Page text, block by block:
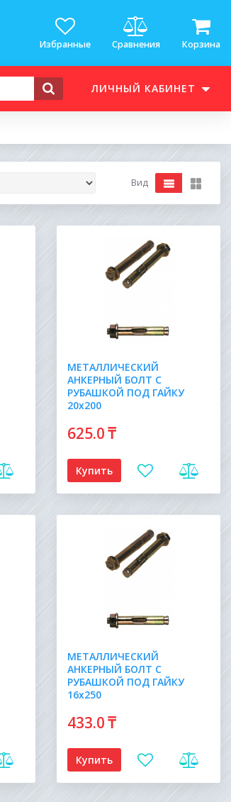
Избранные Сравнения Корзина
ЛИЧНЫЙ КАБИНЕТ
Вид
МЕТАЛЛИЧЕСКИЙ
АНКЕРНЫЙ БОЛТ С
РУБАШКОЙ ПОД ГАЙКУ
20х200
625.0₸
Купить
МЕТАЛЛИЧЕСКИЙ
АНКЕРНЫЙ БОЛТ С
РУБАШКОЙ ПОД ГАЙКУ
16х250
433.0₸
Купить